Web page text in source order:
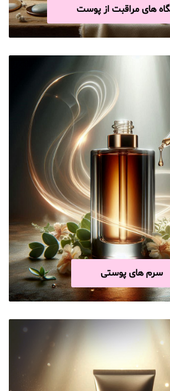
های مراقبت از پوست
سرم های پوستی